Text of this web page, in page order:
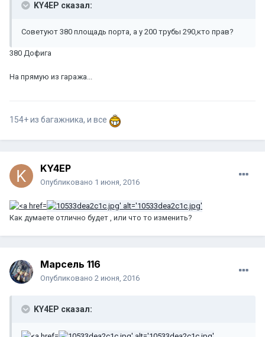
KY4EP сказал:
Советуют 380 площадь порта, а у 200 трубы 290,кто прав?
380 Дофига
На прямую из гаража...
154+ из багажника, и все
KY4EP
Опубликовано 1 июня, 2016
Как думаете отлично будет , или что то изменить?
Марсель 116
Опубликовано 2 июня, 2016
KY4EP сказал: